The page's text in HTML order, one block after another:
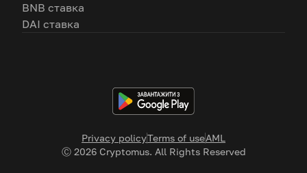
Privacy policyTerms of useAML
Ⓒ 2026Cryptomus. All Rights Reserved
BNB ставка
DAI ставка